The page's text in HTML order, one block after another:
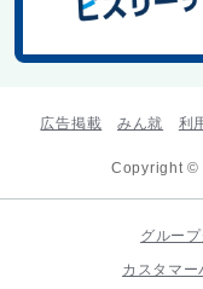
広告掲載 みん就 利
Copyright ©
グルー
カスタマ